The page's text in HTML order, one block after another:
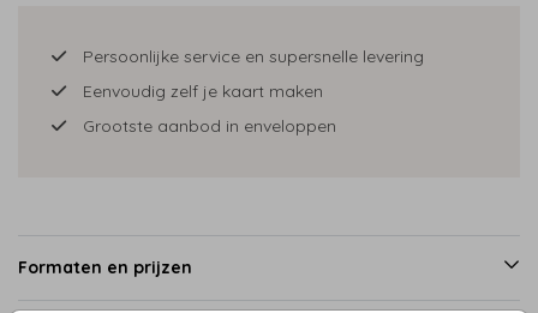
Persoonlijke service en supersnelle levering
Eenvoudig zelf je kaart maken
Grootste aanbod in enveloppen
Formaten en prijzen